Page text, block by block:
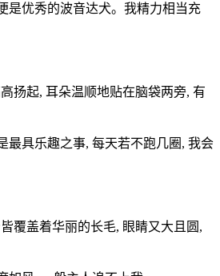
是优秀的波音达犬。我精力相当充
扬起, 耳朵温顺地贴在脑袋两旁, 有
最具乐趣之事, 每天若不跑几圈, 我会
覆盖着华丽的长毛, 眼睛又大且圆,